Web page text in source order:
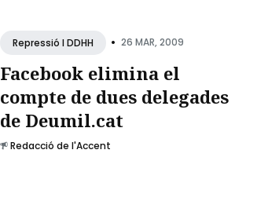
Repressió I DDHH • 26 MAR, 2009
Facebook elimina el
compte de dues delegades
de Deumil.cat
Redacció de l'Accent